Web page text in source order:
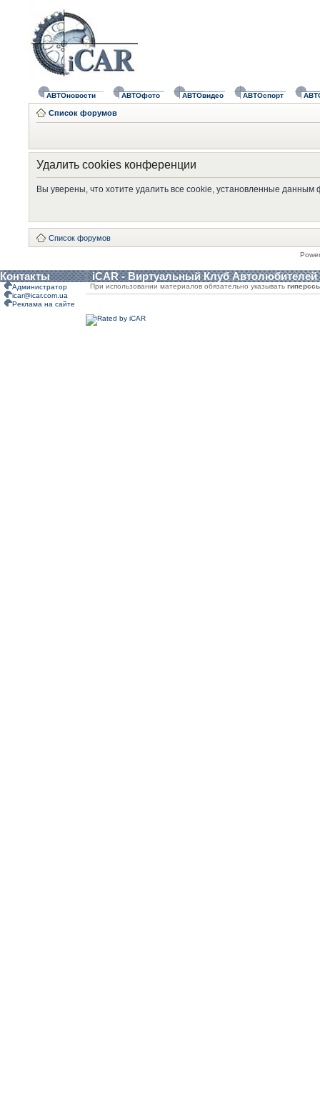
АВТОновости АВТОфото АВТОвидео АВТОспорт
Список форумов
Удалить cookies конференции
Вы уверены, что хотите удалить все cookie, установленные
Список форумов
Контакты iCAR - Виртуальный Клуб Автолюбителей
Администратор
icar@icar.com.ua
Реклама на сайте
При использовании материалов обязательно указывать